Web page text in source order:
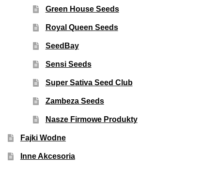
Green House Seeds
Royal Queen Seeds
SeedBay
Sensi Seeds
Super Sativa Seed Club
Zambeza Seeds
Nasze Firmowe Produkty
Fajki Wodne
Inne Akcesoria